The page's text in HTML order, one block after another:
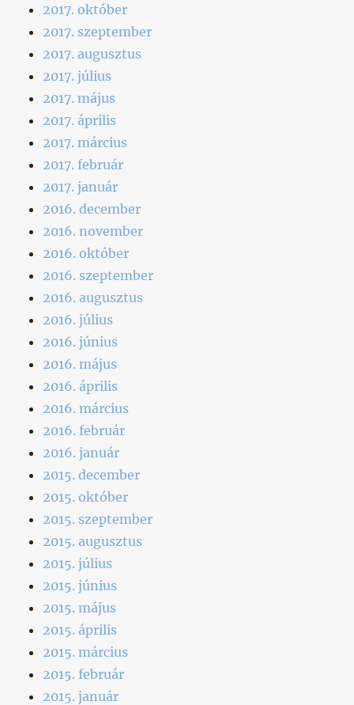
2017. október
2017. szeptember
2017. augusztus
2017. július
2017. május
2017. április
2017. március
2017. február
2017. január
2016. december
2016. november
2016. október
2016. szeptember
2016. augusztus
2016. július
2016. június
2016. május
2016. április
2016. március
2016. február
2016. január
2015. december
2015. október
2015. szeptember
2015. augusztus
2015. július
2015. június
2015. május
2015. április
2015. március
2015. február
2015. január